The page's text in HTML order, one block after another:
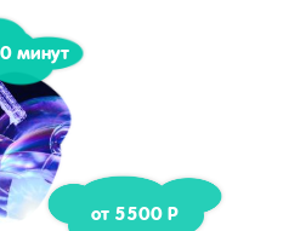
минут
от 5500 Р